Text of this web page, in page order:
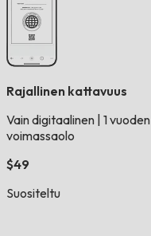
Rajallinen kattavuus
Vain digitaalinen 1 vuoden
voimassaolo
$49
Suositeltu